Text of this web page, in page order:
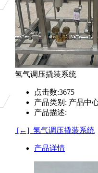
氢气调压撬装系统
点击数:3675
产品类别: 产品中
产品描述:
[←] 氢气调压撬装系统
产品详情